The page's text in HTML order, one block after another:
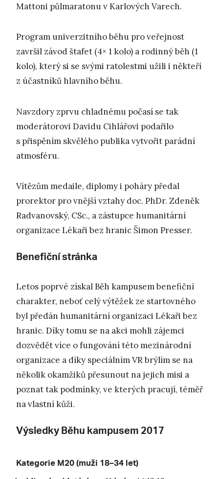
Mattoni půlmaratonu v Karlových Varech.
Program univerzitního běhu pro veřejnost
završil závod štafet (4× 1 kolo) a rodinný běh (1
kolo), který si se svými ratolestmi užili i někteří
z účastníků hlavního běhu.
Navzdory zprvu chladnému počasí se tak
moderátorovi Davidu Cihlářovi podařilo
s přispěním skvělého publika vytvořit parádní
atmosféru.
Vítězům medaile, diplomy i poháry předal
prorektor pro vnější vztahy doc. PhDr. Zdeněk
Radvanovský, CSc., a zástupce humanitární
organizace Lékaři bez hranic Šimon Presser.
Benefiční stránka
Letos poprvé získal Běh kampusem benefiční
charakter, neboť celý výtěžek ze startovného
byl předán humanitární organizaci Lékaři bez
hranic. Díky tomu se na akci mohli zájemci
dozvědět více o fungování této mezinárodní
organizace a díky speciálním VR brýlím se na
několik okamžiků přesunout na jejich misi a
poznat tak podmínky, ve kterých pracují, téměř
na vlastní kůži.
Výsledky Běhu kampusem 2017
Kategorie M20 (muži 18–34 let)